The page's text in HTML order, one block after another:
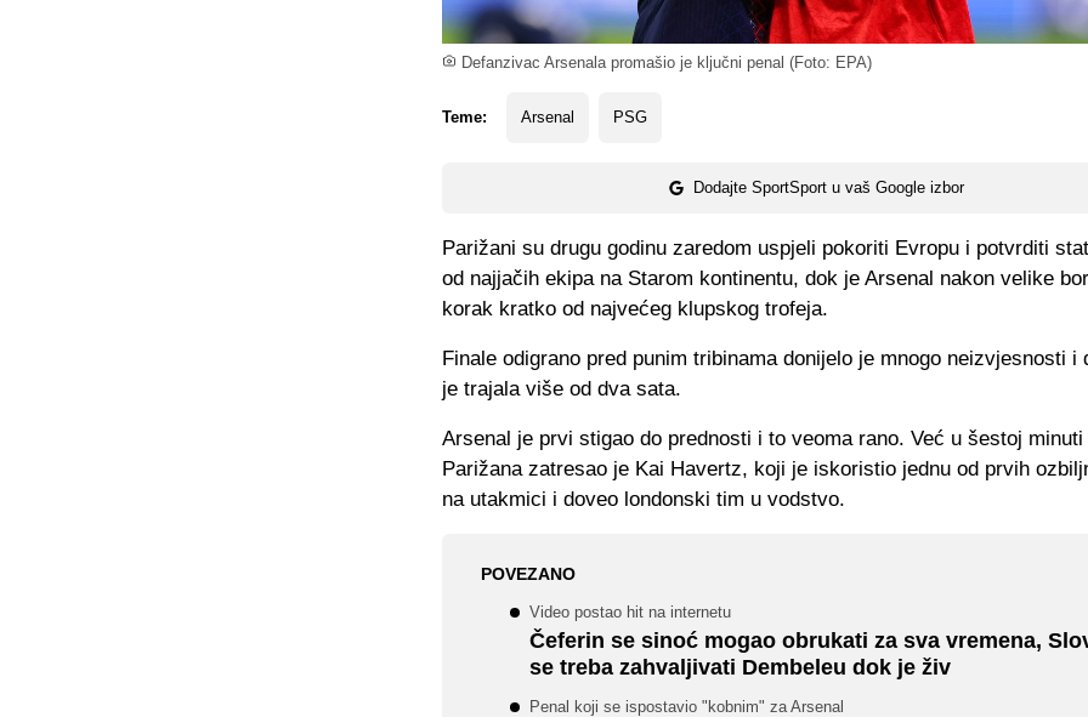
Defanzivac Arsenala promašio je ključni penal (Foto: EPA)
Teme: Arsenal PSG
Dodajte SportSport u vaš Google izbor
Parižani su drugu godinu zaredom uspjeli pokoriti Evropu i potvrditi
od najjačih ekipa na Starom kontinentu, dok je Arsenal nakon velike
korak kratko od najvećeg klupskog trofeja.
Finale odigrano pred punim tribinama donijelo je mnogo neizvjesnosti i
je trajala više od dva sata.
Arsenal je prvi stigao do prednosti i to veoma rano. Već u šestoj
Parižana zatresao je Kai Havertz, koji je iskoristio jednu od prvih
na utakmici i doveo londonski tim u vodstvo.
POVEZANO
Video postao hit na internetu
Čeferin se sinoć mogao obrukati za sva vremena,
se treba zahvaljivati Dembeleu dok je živ
Penal koji se ispostavio "kobnim" za Arsenal